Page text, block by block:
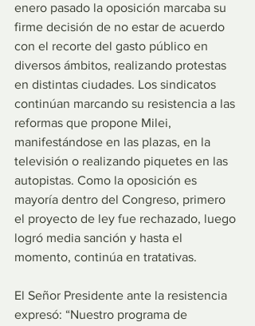
enero pasado la oposición marcaba su
firme decisión de no estar de acuerdo
con el recorte del gasto público en
diversos ámbitos, realizando protestas
en distintas ciudades. Los sindicatos
continúan marcando su resistencia a las
reformas que propone Milei,
manifestándose en las plazas, en la
televisión o realizando piquetes en las
autopistas. Como la oposición es
mayoría dentro del Congreso, primero
el proyecto de ley fue rechazado, luego
logró media sanción y hasta el
momento, continúa en tratativas.
El Señor Presidente ante la resistencia
expresó: “Nuestro programa de